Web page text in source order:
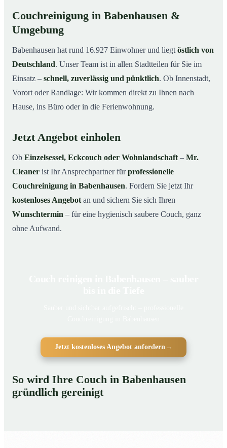
Couchreinigung in Babenhausen &
Umgebung
Babenhausen hat rund 16.927 Einwohner und liegt östlich von
Deutschland. Unser Team ist in allen Stadtteilen für Sie im
Einsatz – schnell, zuverlässig und pünktlich. Ob Innenstadt,
Vorort oder Randlage: Wir kommen direkt zu Ihnen nach
Hause, ins Büro oder in die Ferienwohnung.
Jetzt Angebot einholen
Ob Einzelsessel, Eckcouch oder Wohnlandschaft – Mr.
Cleaner ist Ihr Ansprechpartner fürprofessionelle
Couchreinigung in Babenhausen. Fordern Sie jetzt Ihr
kostenloses Angebot an und sichern Sie sich Ihren
Wunschtermin – für eine hygienisch saubere Couch, ganz
ohne Aufwand.
Jetzt kostenloses Angebot anfordern→
So wird Ihre Couch in Babenhausen
gründlich gereinigt